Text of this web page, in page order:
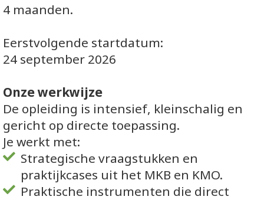
4 maanden.
Eerstvolgende startdatum:
24 september 2026
Onze werkwijze
De opleiding is intensief, kleinschalig en
gericht op directe toepassing.
Je werkt met:
Strategische vraagstukken en
praktijkcases uit het MKB en KMO.
Praktische instrumenten die direct